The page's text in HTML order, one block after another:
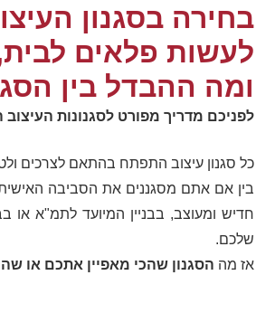
בחירה בסגנון
לעשות פלאים
ומה ההבדל בין
לפניכם מדריך מפורט לסגנונות
כל סגנון עיצוב התפתח בהתאם לצרכים
בין אם אתם מסגננים את הסביבה
חדיש ומעוצב, בבניין המיועד לתמ"א
שלכם.
אז מה הסגנון שהכי מאפיין אתכם או